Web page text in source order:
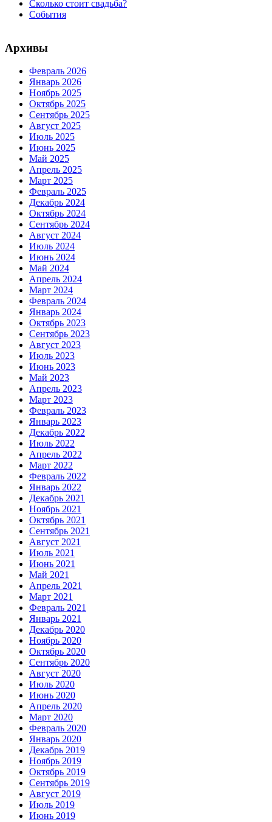
Сколько стоит свадьба?
События
Архивы
Февраль 2026
Январь 2026
Ноябрь 2025
Октябрь 2025
Сентябрь 2025
Август 2025
Июль 2025
Июнь 2025
Май 2025
Апрель 2025
Март 2025
Февраль 2025
Декабрь 2024
Октябрь 2024
Сентябрь 2024
Август 2024
Июль 2024
Июнь 2024
Май 2024
Апрель 2024
Март 2024
Февраль 2024
Январь 2024
Октябрь 2023
Сентябрь 2023
Август 2023
Июль 2023
Июнь 2023
Май 2023
Апрель 2023
Март 2023
Февраль 2023
Январь 2023
Декабрь 2022
Июль 2022
Апрель 2022
Март 2022
Февраль 2022
Январь 2022
Декабрь 2021
Ноябрь 2021
Октябрь 2021
Сентябрь 2021
Август 2021
Июль 2021
Июнь 2021
Май 2021
Апрель 2021
Март 2021
Февраль 2021
Январь 2021
Декабрь 2020
Ноябрь 2020
Октябрь 2020
Сентябрь 2020
Август 2020
Июль 2020
Июнь 2020
Апрель 2020
Март 2020
Февраль 2020
Январь 2020
Декабрь 2019
Ноябрь 2019
Октябрь 2019
Сентябрь 2019
Август 2019
Июль 2019
Июнь 2019